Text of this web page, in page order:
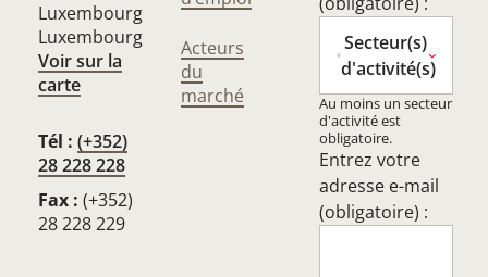
Luxembourg
Luxembourg
Voir sur la
carte
Tél : (+352)
28 228 228
Fax : (+352)
28 228 229
Acteurs
du
marché
Secteur(s)
d'activité(s)
Au moins un secteur
d'activité est
obligatoire.
Entrez votre
adresse e-mail
(obligatoire) :